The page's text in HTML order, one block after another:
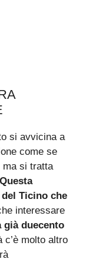
si avvicina a
come se
ma si tratta
Questa
Ticino che
interessare
già duecento
c’è molto altro